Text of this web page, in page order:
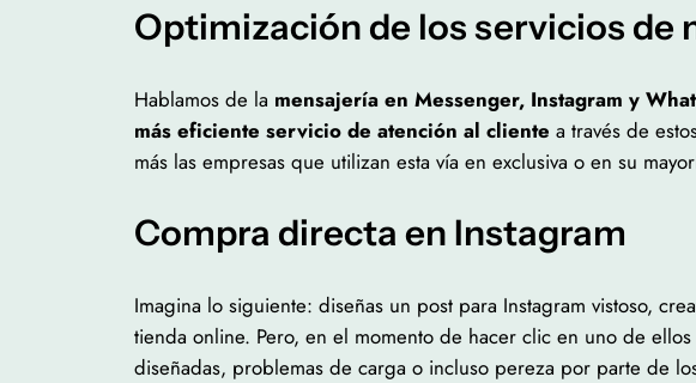
Optimización de los servicios de
Hablamos de la mensajería en Messenger, Instagram y
más eficiente servicio de atención al cliente a través de
más las empresas que utilizan esta vía en exclusiva o en su
Compra directa en Instagram
Imagina lo siguiente: diseñas un post para Instagram vistoso,
tienda online. Pero, en el momento de hacer clic en uno de
diseñadas, problemas de carga o incluso pereza por parte de